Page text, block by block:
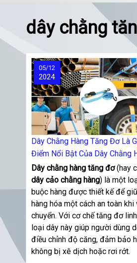
dây chằng
Dây Chằng Hàng Tăng Đơ Là
Điểm Nổi Bật Của Dây Chằng
Tăng Đơ
05/12
2024
Dây chằng hàng tăng đơ(hay
dây cảo chằng hàng) là một
buộc hàng được thiết kế để
hàng hóa một cách an toàn khi
chuyển. Với cơ chế tăng đơ
loại dây này giúp người dùng
điều chỉnh độ căng, đảm bảo
không bị xê dịch hoặc rơi rớt.